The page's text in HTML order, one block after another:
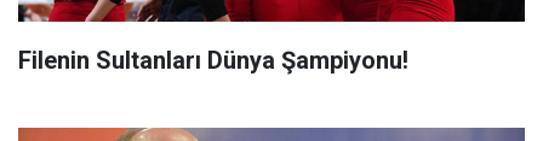
Filenin Sultanları Dünya Şampiyonu!